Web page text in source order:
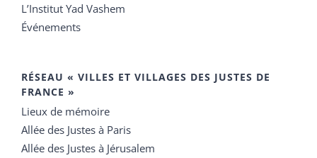
L’Institut Yad Vashem
Événements
RÉSEAU « VILLES ET VILLAGES DES JUSTES DE
FRANCE »
Lieux de mémoire
Allée des Justes à Paris
Allée des Justes à Jérusalem